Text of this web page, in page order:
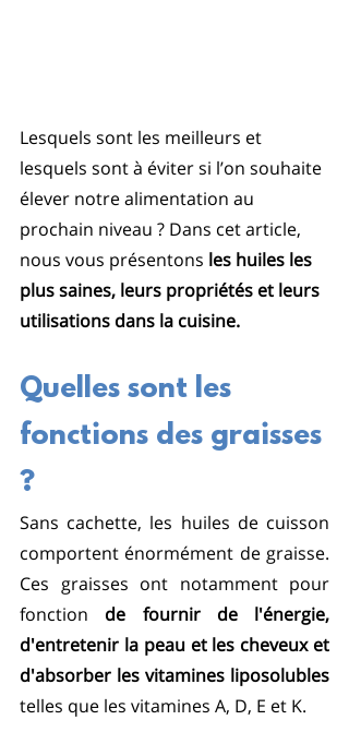
Lesquels sont les meilleurs et
lesquels sont à éviter si l’on souhaite
élever notre alimentation au
prochain niveau ? Dans cet article,
nous vous présentons les huiles les
plus saines, leurs propriétés et leurs
utilisations dans la cuisine.
Quelles sont les
fonctions des graisses
?
Sans cachette, les huiles de cuisson
comportent énormément de graisse.
Ces graisses ont notamment pour
fonction de fournir de l'énergie,
d'entretenir la peau et les cheveux et
d'absorber les vitamines liposolubles
telles que les vitamines A, D, E et K.